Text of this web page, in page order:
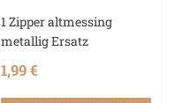
1 Zipper altmessing
metallig Ersatz
1,99 €